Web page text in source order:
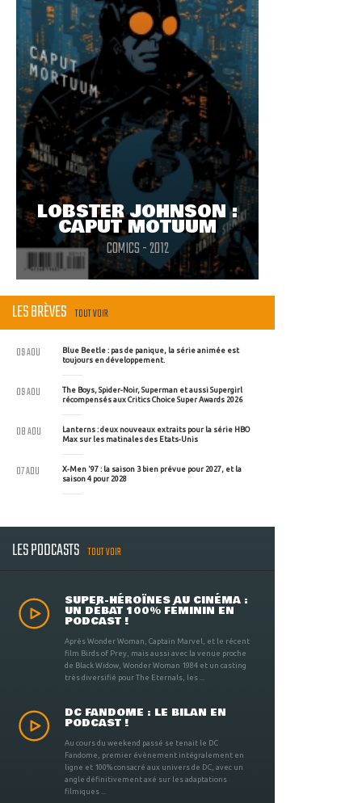
LOBSTER JOHNSON :
CAPUT MOTUUM
COMICS - 2012
LES BRÈVES TOUT VOIR
Blue Beetle : pas de panique, la série animée est
toujours en développement.
09 AOU
The Boys, Spider-Noir, Superman et aussi Supergirl
récompensés aux Critics Choice Super Awards 2026
09 AOU
Lanterns : deux nouveaux extraits pour la série HBO
Max sur les matinales des Etats-Unis
08 AOU
X-Men '97 : la saison 3 bien prévue pour 2027, et la
saison 4 pour 2028
07 AOU
LES PODCASTS TOUT VOIR
SUPER-HÉROÏNES AU CINÉMA :
UN DÉBAT 100% FÉMININ EN
PODCAST !
Après Wonder Woman, Captain Marvel, et le récent
film Birds of Prey, mais aussi avec la venue proche
de Black Widow, Wonder Woman 1984 et un casting
très diversifié pour The Eternals, les ...
DC FANDOME : LE BILAN EN
PODCAST !
Au cours du weekend passé se tenait le DC
Fandome, premier évènement intégralement en
ligne et 100% consacré aux univers de DC, avec un
angle définitivement axé sur les adaptations
filmiques ...